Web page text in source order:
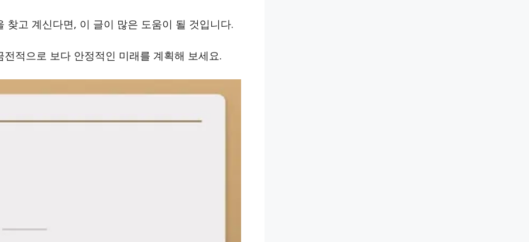
찾고 계신다면, 이 글이 많은 도움이 될 것입니다.
적으로 보다 안정적인 미래를 계획해 보세요.